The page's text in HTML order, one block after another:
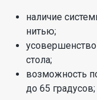
наличие
нитью;
стола;
возможность
до 65 градусов;